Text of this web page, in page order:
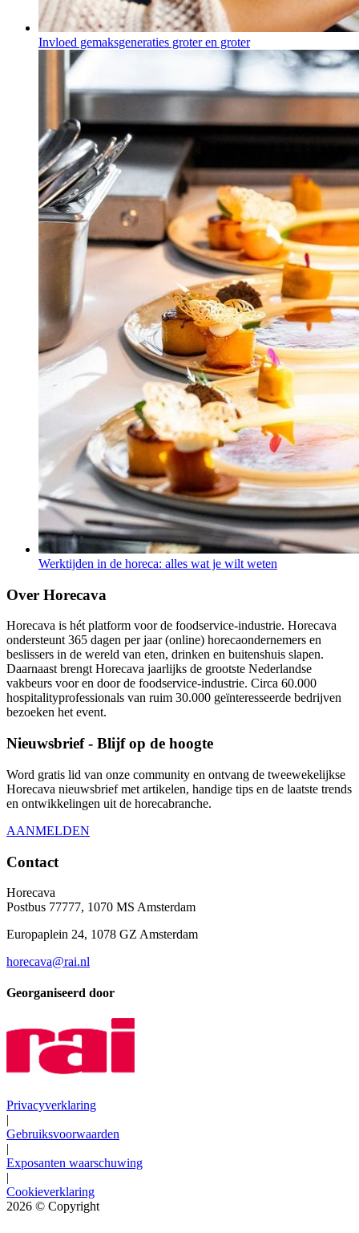
Invloed gemaksgeneraties groter en groter
Werktijden in de horeca: alles wat je wilt weten
Over Horecava
Horecava is hét platform voor de foodservice-industrie. Horecava
ondersteunt 365 dagen per jaar (online) horecaondernemers en
beslissers in de wereld van eten, drinken en buitenshuis slapen.
Daarnaast brengt Horecava jaarlijks de grootste Nederlandse
vakbeurs voor en door de foodservice-industrie. Circa 60.000
hospitalityprofessionals van ruim 30.000 geïnteresseerde bedrijven
bezoeken het event.
Nieuwsbrief - Blijf op de hoogte
Word gratis lid van onze community en ontvang de tweewekelijkse
Horecava nieuwsbrief met artikelen, handige tips en de laatste trends
en ontwikkelingen uit de horecabranche.
AANMELDEN
Contact
Horecava
Postbus 77777, 1070 MS Amsterdam
Europaplein 24, 1078 GZ Amsterdam
horecava@rai.nl
Georganiseerd door
Privacyverklaring
|
Gebruiksvoorwaarden
|
Exposanten waarschuwing
|
Cookieverklaring
2026 © Copyright